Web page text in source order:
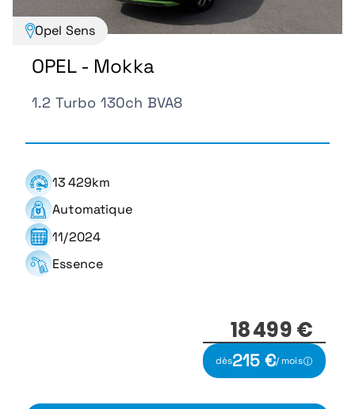
Opel Sens
OPEL - Mokka
1.2 Turbo 130ch BVA8
13 429km
Automatique
11/2024
Essence
18 499 €
dès215 €/ mois